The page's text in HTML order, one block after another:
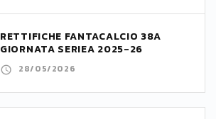
RETTIFICHE FANTACALCIO 38A
GIORNATA SERIEA 2025-26
28/05/2026